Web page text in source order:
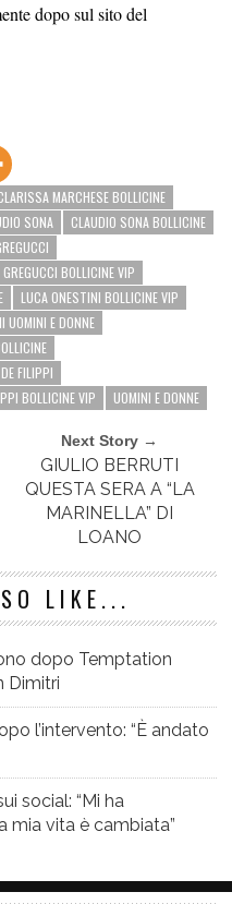
dopo sul sito del
MARCHESE BOLLICINE
SONA
CLAUDIO SONA BOLLICINE
GREGUCCI BOLLICINE VIP
LUCA ONESTINI BOLLICINE VIP
UOMINI E DONNE
FILIPPI
BOLLICINE VIP UOMINI E DONNE
Next Story →
GIULIO BERRUTI
QUESTA SERA A “LA
MARINELLA” DI
LOANO
LIKE...
dopo Temptation
Dimitri
l’intervento: “È andato
social: “Mi ha
mia vita è cambiata”